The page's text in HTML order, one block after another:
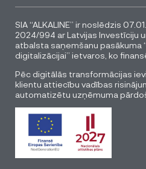
SIA “ALKALINE” ir noslēdzis
2024/994 ar Latvijas Investīciju
atbalsta saņemšanu pasākuma
digitalizācijai” ietvaros, ko
Pēc digitālās transformācijas
klientu attiecību vadības
automatizētu uzņēmuma